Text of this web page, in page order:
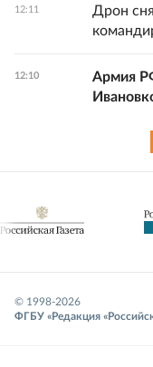
12:11
Дрон
12:10
Армия
© 1998-2026
ФГБУ «Редакция